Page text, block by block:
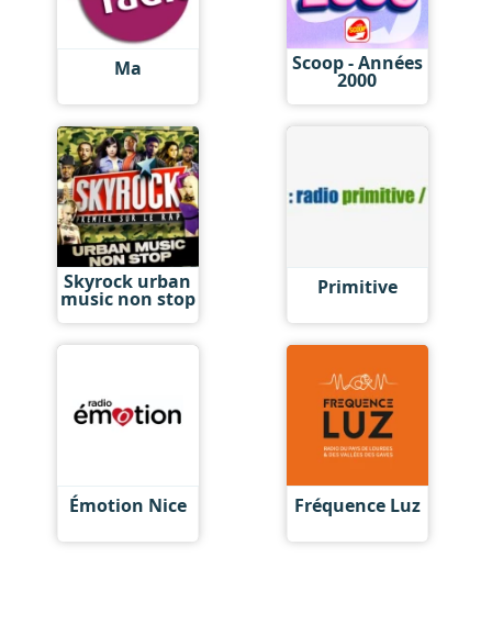
Ma Scoop - Années
2000
Skyrock urban
music non stop Primitive
Émotion Nice Fréquence Luz